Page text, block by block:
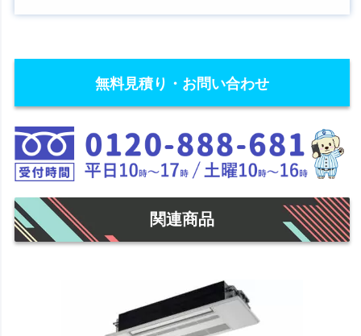
無料見積り・お問い合わせ
関連商品